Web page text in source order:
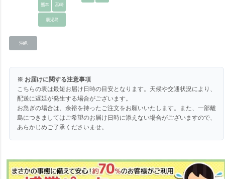
熊本 宮崎
鹿児島
沖縄
※ お届けに関する注意事項
こちらの表は最短お届け日時の目安となります。天候や交通状況により、
配送に遅延が発生する場合がございます。
お急ぎの場合は、余裕を持ったご注文をお願いいたします。また、一部離
島につきましてはご希望のお届け日時に添えない場合がございますので、
あらかじめご了承くださいませ。